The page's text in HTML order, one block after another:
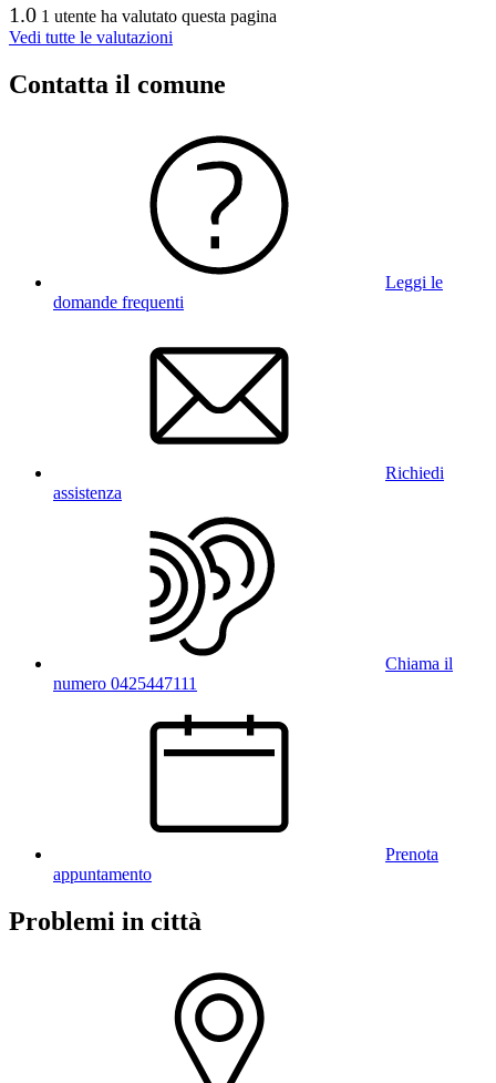
1.0 1 utente ha valutato questa pagina
Vedi tutte le valutazioni
Contatta il comune
Leggi le
domande frequenti
Richiedi
assistenza
Chiama il
numero 0425447111
Prenota
appuntamento
Problemi in città